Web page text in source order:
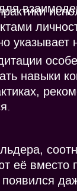
указывает
навыки
её